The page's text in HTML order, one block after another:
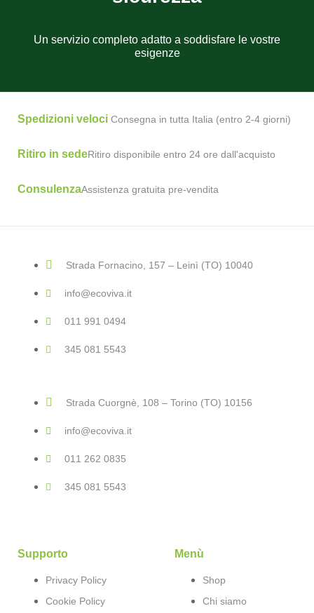
Un servizio completo adatto a soddisfare le vostre
esigenze
Spedizioni veloci Consegna in tutta Italia (entro 2-4 giorni)
Ritiro in sedeRitiro disponibile entro 24 ore dall'acquisto
ConsulenzaAssistenza gratuita pre-vendita
Strada Fornacino, 157 – Leinì (TO) 10040
info@ecoviva.it
011 991 0494
345 081 5543
Strada Cuorgnè, 108 – Torino (TO) 10156
info@ecoviva.it
011 262 0835
345 081 5543
Supporto
Privacy Policy
Cookie Policy
Menù
Shop
Chi siamo